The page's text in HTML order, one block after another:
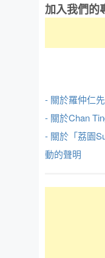
加入我們的
- 關於羅仲仁
- 關於Chan
- 關於「荔園
動的聲明